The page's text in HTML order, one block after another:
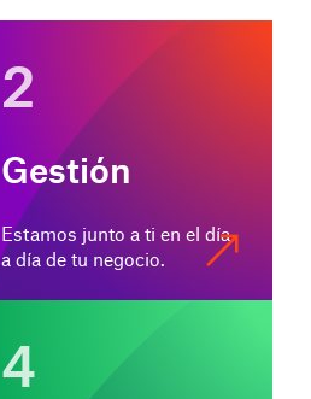
2
Gestión
Estamos junto a ti en el día
a día de tu negocio.
4